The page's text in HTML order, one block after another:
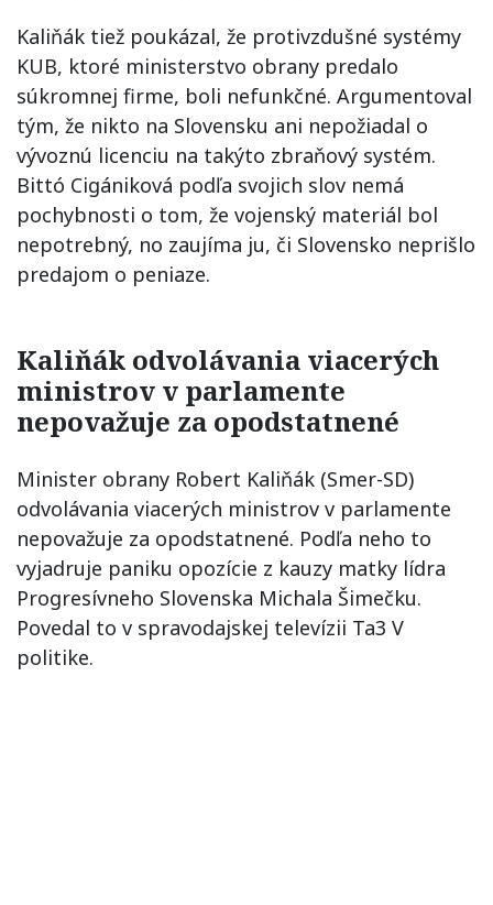
Kaliňák tiež poukázal, že protivzdušné systémy
KUB, ktoré ministerstvo obrany predalo
súkromnej firme, boli nefunkčné. Argumentoval
tým, že nikto na Slovensku ani nepožiadal o
vývoznú licenciu na takýto zbraňový systém.
Bittó Cigániková podľa svojich slov nemá
pochybnosti o tom, že vojenský materiál bol
nepotrebný, no zaujíma ju, či Slovensko neprišlo
predajom o peniaze.
Kaliňák odvolávania viacerých
ministrov v parlamente
nepovažuje za opodstatnené
Minister obrany Robert Kaliňák (Smer-SD)
odvolávania viacerých ministrov v parlamente
nepovažuje za opodstatnené. Podľa neho to
vyjadruje paniku opozície z kauzy matky lídra
Progresívneho Slovenska Michala Šimečku.
Povedal to v spravodajskej televízii Ta3 V
politike.